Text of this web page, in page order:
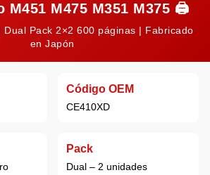
M451 M475 M351 M375 🖨️
Pack 2×2 600 páginas | Fabricado
en Japón
Código OEM
CE410XD
Pack
Dual – 2 unidades